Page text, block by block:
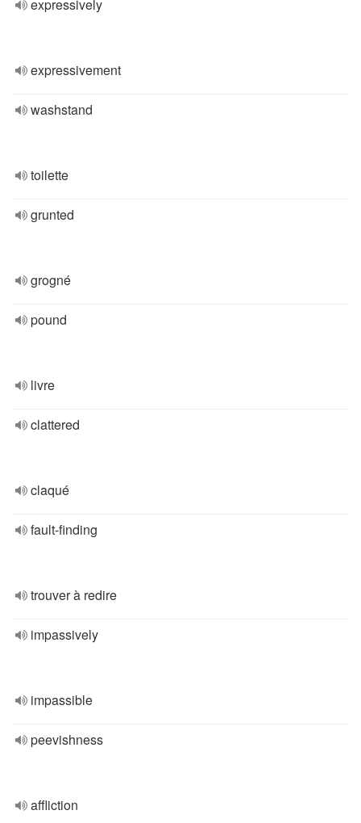
expressively
expressivement
washstand
toilette
grunted
grogné
pound
livre
clattered
claqué
fault-finding
trouver à redire
impassively
impassible
peevishness
affliction